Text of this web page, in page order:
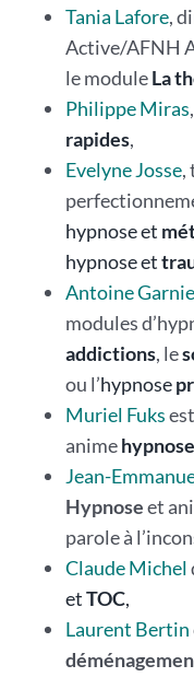
Tania Lafore,
Active/AFNH
le moduleLa
Philippe Miras
rapides,
Evelyne Josse,
hypnose et
hypnose et
Antoine
modules
addictions, le
ou l’hypnose
Muriel Fuks
anime
Jean-
Hypnoseet
parole à
Claude Michel
etTOC,
Laurent Bertin